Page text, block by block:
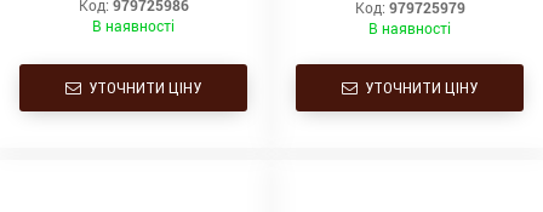
Код: 979725986
В наявності
УТОЧНИТИ ЦІНУ
Код: 979725979
В наявності
УТОЧНИТИ ЦІНУ